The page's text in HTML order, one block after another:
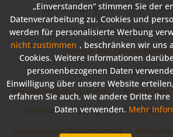
Nachnahmegebühren, wenn nicht
Rechtliche
Versand- und
Widerrufsformular für Ihre Bestellung
Kontakt zur Bioraum GmbH
Datenschutzerklärung
AGB im Shop
Impressum der Bioraum GmbH
„Einverstanden“ stimmen Sie der
Datenverarbeitung zu. Cookies und
werden für personalisierte Werbung
nicht zustimmen , beschränken wir uns
Cookies. Weitere Informationen
personenbezogenen Daten
Einwilligung über unsere Website
erfahren Sie auch, wie andere Dritte Ihre
Daten verwenden.Mehr